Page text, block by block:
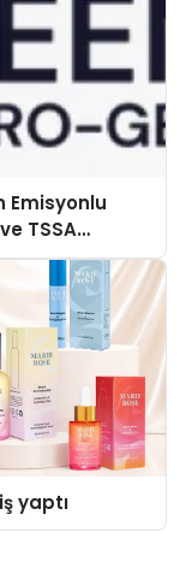
Emisyonlu
TSSA
yaptı